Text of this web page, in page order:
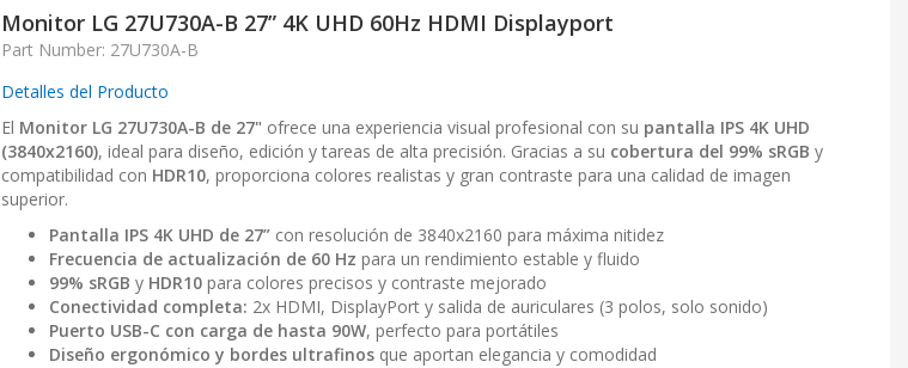
Monitor LG 27U730A-B 27” 4K UHD 60Hz HDMI Displayport
Part Number: 27U730A-B
Detalles del Producto
El Monitor LG 27U730A-B de 27" ofrece una experiencia visual profesional con su pantalla IPS 4K UHD
(3840x2160), ideal para diseño, edición y tareas de alta precisión. Gracias a su cobertura del 99% sRGB y
compatibilidad con HDR10, proporciona colores realistas y gran contraste para una calidad de imagen
superior.
Pantalla IPS 4K UHD de 27” con resolución de 3840x2160 para máxima nitidez
Frecuencia de actualización de 60 Hz para un rendimiento estable y fluido
99% sRGB y HDR10 para colores precisos y contraste mejorado
Conectividad completa: 2x HDMI, DisplayPort y salida de auriculares (3 polos, solo sonido)
Puerto USB-C con carga de hasta 90W, perfecto para portátiles
Diseño ergonómico y bordes ultrafinos que aportan elegancia y comodidad